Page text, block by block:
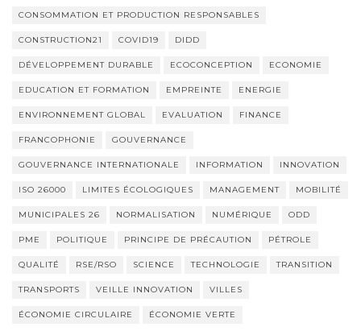
CONSOMMATION ET PRODUCTION RESPONSABLES
CONSTRUCTION21 COVID19 DIDD
DÉVELOPPEMENT DURABLE ECOCONCEPTION ECONOMIE
EDUCATION ET FORMATION EMPREINTE ENERGIE
ENVIRONNEMENT GLOBAL EVALUATION FINANCE
FRANCOPHONIE GOUVERNANCE
GOUVERNANCE INTERNATIONALE INFORMATION INNOVATION
ISO 26000 LIMITES ÉCOLOGIQUES MANAGEMENT MOBILITÉ
MUNICIPALES 26 NORMALISATION NUMÉRIQUE ODD
PME POLITIQUE PRINCIPE DE PRÉCAUTION PÉTROLE
QUALITÉ RSE/RSO SCIENCE TECHNOLOGIE TRANSITION
TRANSPORTS VEILLE INNOVATION VILLES
ÉCONOMIE CIRCULAIRE ÉCONOMIE VERTE